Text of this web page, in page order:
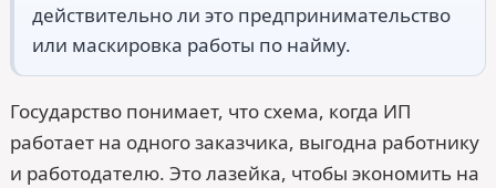
действительно ли это предпринимательство
или маскировка работы по найму.
Государство понимает, что схема, когда ИП
работает на одного заказчика, выгодна работнику
и работодателю. Это лазейка, чтобы экономить на